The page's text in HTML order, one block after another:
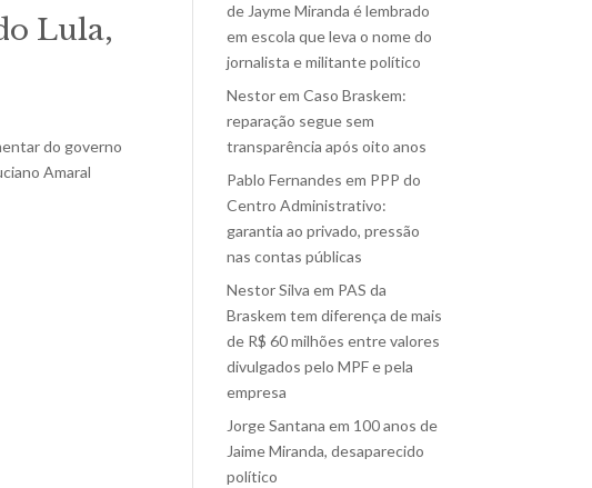
Lula,
do governo
Amaral
de Jayme Miranda é lembrado
em escola que leva o nome do
jornalista e militante político
NestoremCaso Braskem:
reparação segue sem
transparência após oito anos
Pablo Fernandes em PPP do
Centro Administrativo:
garantia ao privado, pressão
nas contas públicas
Nestor Silva em PAS da
Braskem tem diferença de mais
de R$ 60 milhões entre valores
divulgados pelo MPF e pela
empresa
Jorge Santana em 100 anos de
Jaime Miranda, desaparecido
político